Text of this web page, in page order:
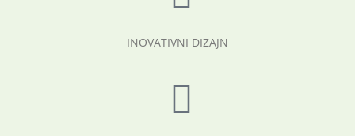
INOVATIVNI DIZAJN